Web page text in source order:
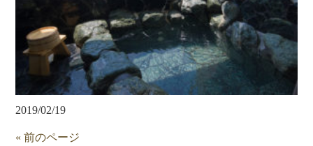
2019/02/19
« 前のページ